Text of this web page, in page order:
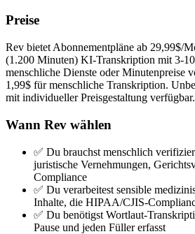
Preise
Rev bietet Abonnementpläne ab 29,99$/
(1.200 Minuten) KI-Transkription mit 3-
menschliche Dienste oder Minutenpreise
1,99$ für menschliche Transkription.
mit individueller Preisgestaltung verfügbar.
Wann Rev wählen
✅ Du brauchst menschlich
juristische Vernehmungen,
Compliance
✅ Du verarbeitest sensible
Inhalte, die HIPAA/CJIS-
✅ Du benötigst Wortlaut-
Pause und jeden Füller erfasst